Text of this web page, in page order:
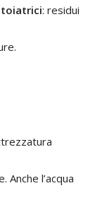
: residui
Anche l’acqua